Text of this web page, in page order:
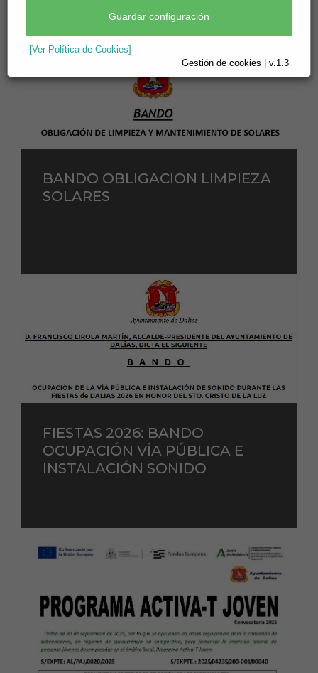
Guardar configuración
[Ver Política de Cookies]
Gestión de cookies | v.1.3
Últimas Noticias
BANDO OBLIGACION LIMPIEZA
SOLARES
FIESTAS 2026: BANDO
OCUPACIÓN VÍA PÚBLICA E
INSTALACIÓN SONIDO